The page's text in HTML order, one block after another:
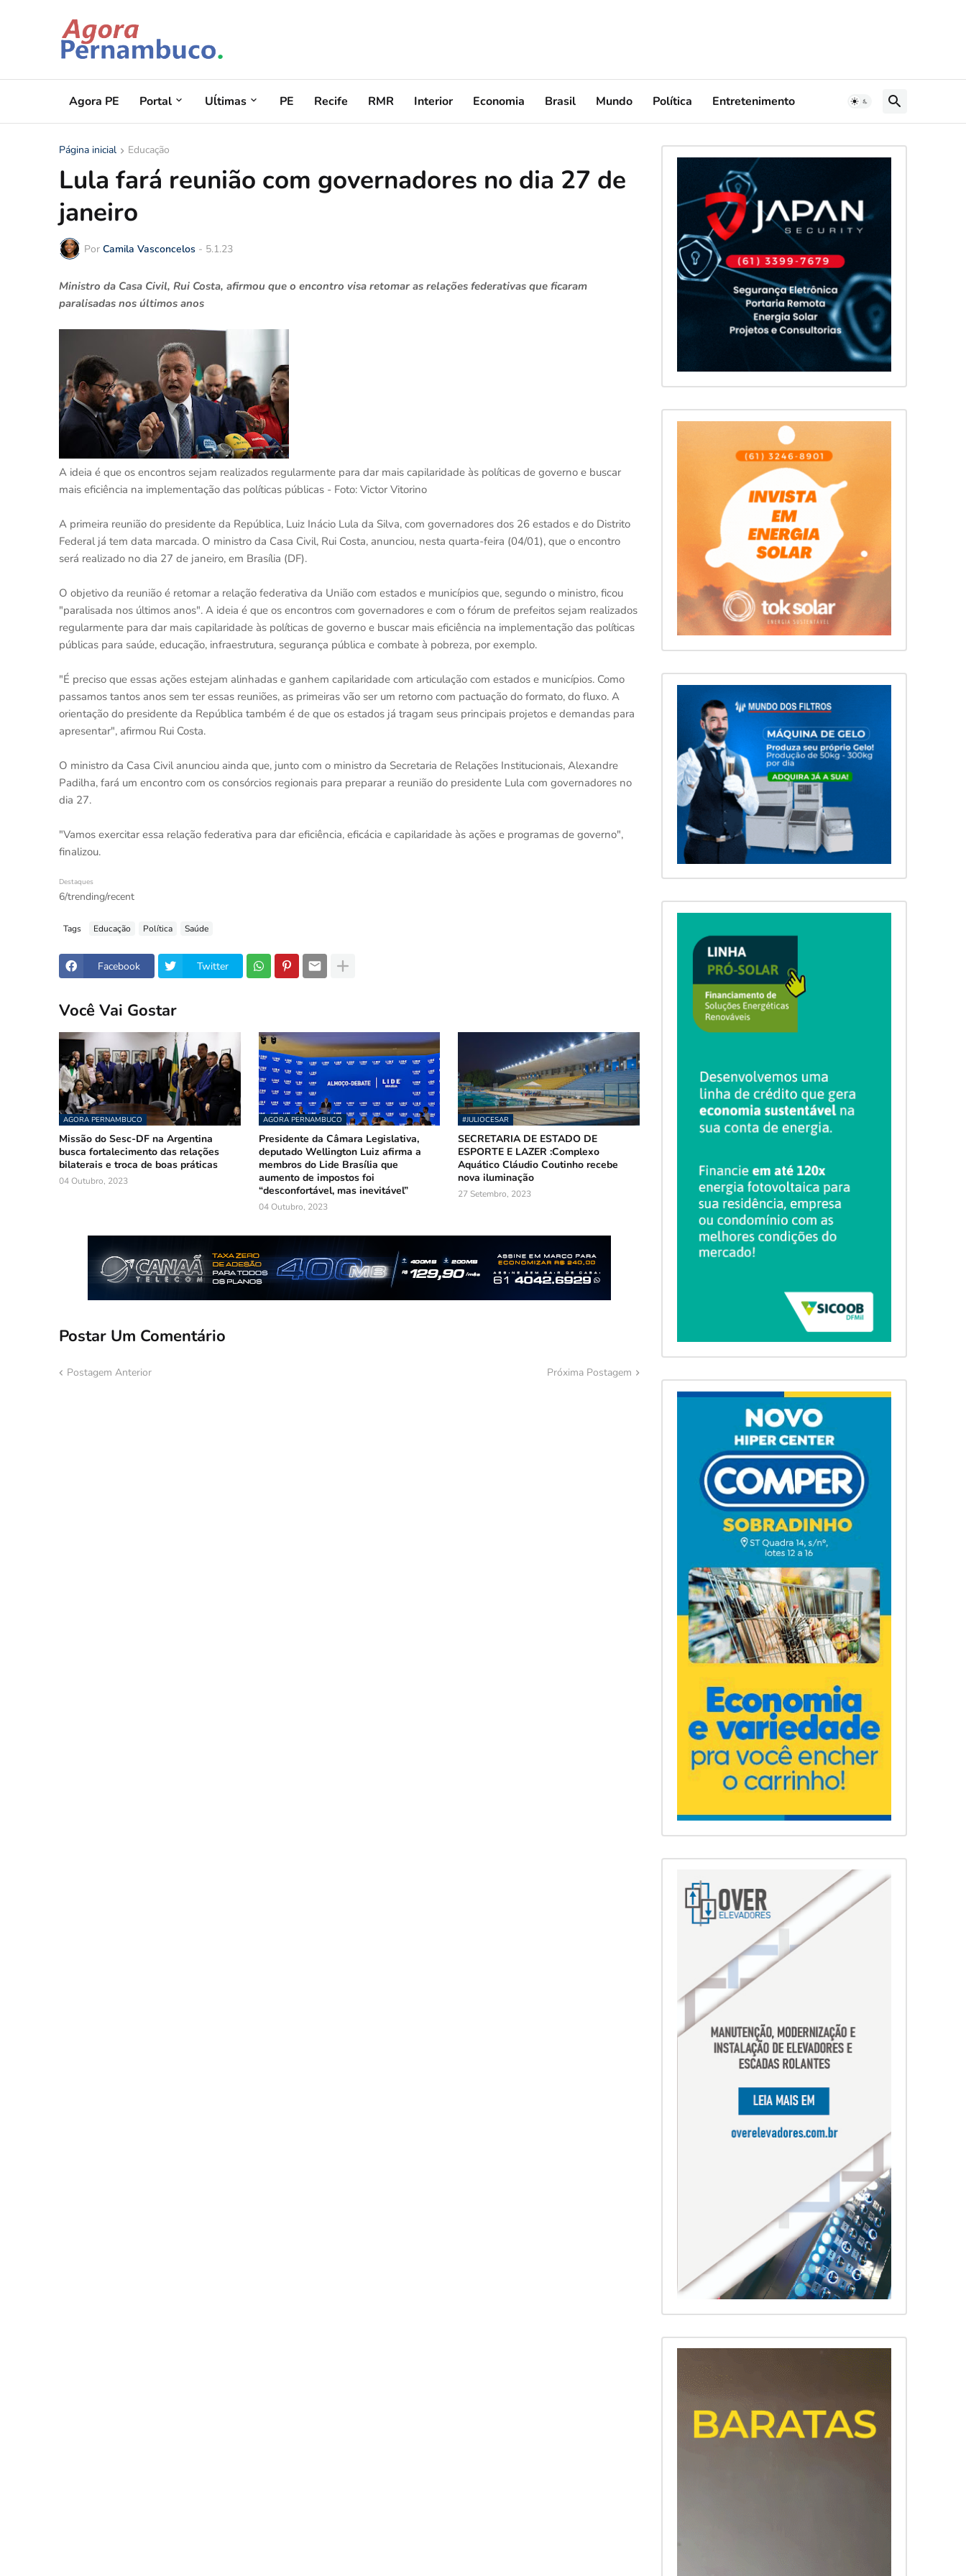
Agora PE Portal Uĺtimas PE Recife RMR Interior Economia Brasil Mundo Política Entretenimento
Página inicial Educação
Lula fará reunião com governadores no dia 27 de
janeiro
Por Camila Vasconcelos - 5.1.23
Ministro da Casa Civil, Rui Costa, afirmou que o encontro visa retomar as relações federativas que ficaram
paralisadas nos últimos anos
A ideia é que os encontros sejam realizados regularmente para dar mais capilaridade às políticas de governo e buscar
mais eficiência na implementação das políticas públicas - Foto: Victor Vitorino
A primeira reunião do presidente da República, Luiz Inácio Lula da Silva, com governadores dos 26 estados e do Distrito
Federal já tem data marcada. O ministro da Casa Civil, Rui Costa, anunciou, nesta quarta-feira (04/01), que o encontro
será realizado no dia 27 de janeiro, em Brasília (DF).
O objetivo da reunião é retomar a relação federativa da União com estados e municípios que, segundo o ministro, ficou
"paralisada nos últimos anos". A ideia é que os encontros com governadores e com o fórum de prefeitos sejam realizados
regularmente para dar mais capilaridade às políticas de governo e buscar mais eficiência na implementação das políticas
públicas para saúde, educação, infraestrutura, segurança pública e combate à pobreza, por exemplo.
"É preciso que essas ações estejam alinhadas e ganhem capilaridade com articulação com estados e municípios. Como
passamos tantos anos sem ter essas reuniões, as primeiras vão ser um retorno com pactuação do formato, do fluxo. A
orientação do presidente da República também é de que os estados já tragam seus principais projetos e demandas para
apresentar", afirmou Rui Costa.
O ministro da Casa Civil anunciou ainda que, junto com o ministro da Secretaria de Relações Institucionais, Alexandre
Padilha, fará um encontro com os consórcios regionais para preparar a reunião do presidente Lula com governadores no
dia 27.
"Vamos exercitar essa relação federativa para dar eficiência, eficácia e capilaridade às ações e programas de governo",
finalizou.
Destaques
6/trending/recent
Tags Educação Política Saúde
Facebook Twitter
Você Vai Gostar
AGORA PERNAMBUCO
Missão do Sesc-DF na Argentina
busca fortalecimento das relações
bilaterais e troca de boas práticas
04 Outubro, 2023
AGORA PERNAMBUCO
Presidente da Câmara Legislativa,
deputado Wellington Luiz afirma a
membros do Lide Brasília que
aumento de impostos foi
“desconfortável, mas inevitável”
04 Outubro, 2023
#JULIOCESAR
SECRETARIA DE ESTADO DE
ESPORTE E LAZER :Complexo
Aquático Cláudio Coutinho recebe
nova iluminação
27 Setembro, 2023
Postar Um Comentário
Postagem Anterior Próxima Postagem